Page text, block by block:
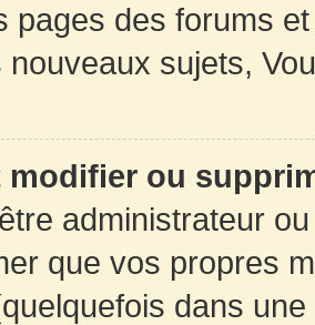
pages des forums
nouveaux sujets,
modifier ou
administrateur
que vos propres
dans